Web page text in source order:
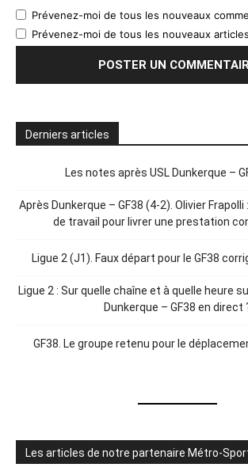
Prévenez-moi de tous les nouveaux
Prévenez-moi de tous les nouveaux
Derniers articles
Les notes après USL Dunkerque –
Après Dunkerque – GF38 (4-2). Olivier
de travail pour livrer une prestation
Ligue 2 (J1). Faux départ pour le GF38
Ligue 2 : Sur quelle chaîne et à quelle heure
Dunkerque – GF38 en direct
GF38. Le groupe retenu pour le
Les articles de notre partenaire Métro-